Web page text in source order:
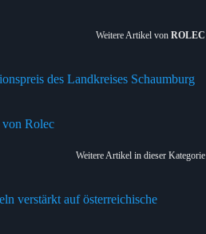
Weitere Artikel von ROLEC
des Landkreises Schaumburg
Rolec
Weitere Artikel in dieser Kategorie
verstärkt auf österreichische